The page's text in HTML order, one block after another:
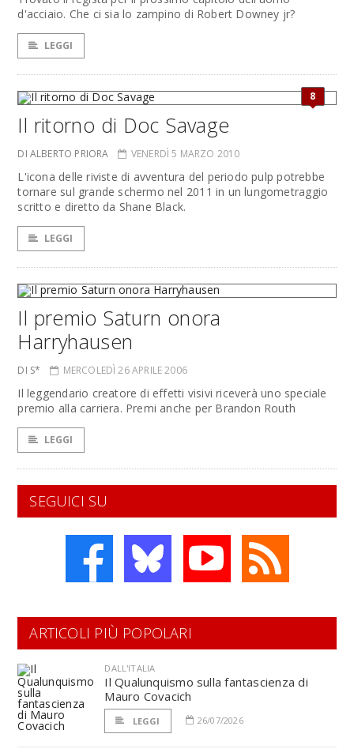
d'acciaio. Che ci sia lo zampino di Robert Downey jr?
LEGGI
8
Il ritorno di Doc Savage
DI ALBERTO PRIORA VENERDÌ 5 MARZO 2010
L'icona delle riviste di avventura del periodo pulp potrebbe
tornare sul grande schermo nel 2011 in un lungometraggio
scritto e diretto da Shane Black.
LEGGI
Il premio Saturn onora
Harryhausen
DI S* MERCOLEDÌ 26 APRILE 2006
Il leggendario creatore di effetti visivi riceverà uno speciale
premio alla carriera. Premi anche per Brandon Routh
LEGGI
SEGUICI SU
ARTICOLI PIÙ POPOLARI
DALL'ITALIA
Il Qualunquismo sulla fantascienza di
Mauro Covacich
LEGGI 26/07/2026